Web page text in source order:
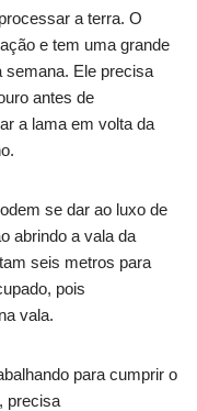
a terra. O
e tem uma grande
semana. Ele precisa
antes de
a lama em volta da
se dar ao luxo de
abrindo a vala da
seis metros para
pois
vala.
para cumprir o
precisa